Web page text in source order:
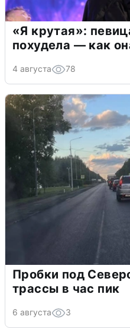
«Я крутая»:
похудела — как
4 августа 78
Пробки под
трассы в час пик
6 августа 3